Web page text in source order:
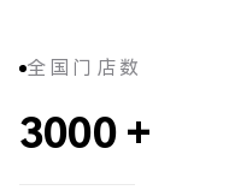
全国门店数
3000+